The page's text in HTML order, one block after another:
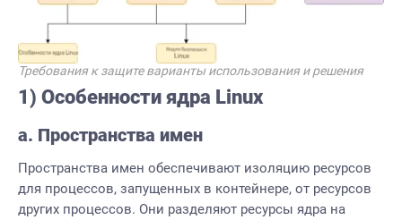
Требования к защите варианты использования и решения
1) Особенности ядра Linux
a. Пространства имен
Пространства имен обеспечивают изоляцию ресурсов
для процессов, запущенных в контейнере, от ресурсов
других процессов. Они разделяют ресурсы ядра на